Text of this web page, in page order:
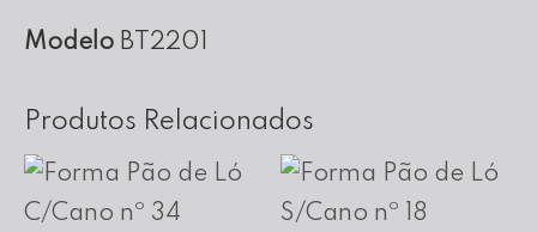
Modelo BT2201
Produtos Relacionados